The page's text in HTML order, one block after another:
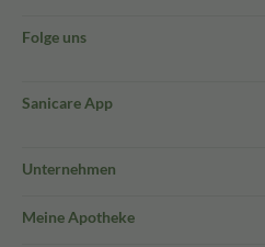
Folge uns
Sanicare App
Unternehmen
Meine Apotheke